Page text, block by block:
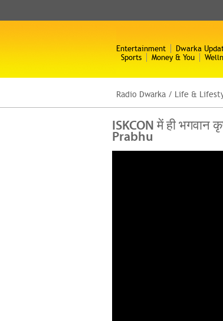
Entertainment Dwarka
Sports
Money & You
Radio Dwarka / Life &
ISKCON में ही
Prabhu